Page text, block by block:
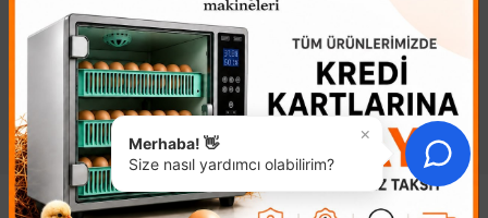
Düşürün! Neden Bu Pelet
Makinesini Seçmelisiniz? ..
Kendi Yeminizi Kendiniz Üretin,
Maliyetleri Düşürü..
×
Merhaba! 👋
Size nasıl yardımcı olabilirim?